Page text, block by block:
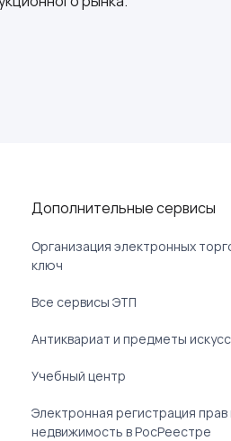
Дополнительные сервисы
Организация электронных
ключ
Все сервисы ЭТП
Антиквариат и предметы
Учебный центр
Электронная регистрация прав
недвижимость в РосРеестре